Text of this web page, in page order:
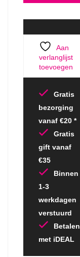
Aan
verlanglijst
toevoegen
Gratis
bezorging
vanaf €20 *
Gratis
gift vanaf
€35
Binnen
1-3
werkdagen
verstuurd
Betalen
met iDEAL